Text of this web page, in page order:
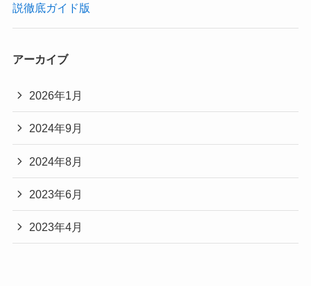
説徹底ガイド版
アーカイブ
2026年1月
2024年9月
2024年8月
2023年6月
2023年4月